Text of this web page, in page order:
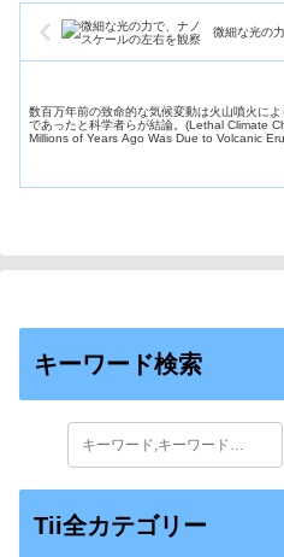
微細な光の
数百万年前の致命的な気候変動は火山噴火によ
であったと科学者らが結論。(Lethal Climate
Millions of Years Ago Was Due to Volcanic
キーワード検索
Tii全カテゴリー